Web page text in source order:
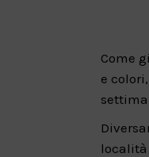
Come
e
località